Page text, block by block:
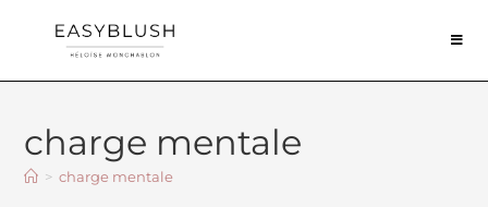
charge mentale
> charge mentale